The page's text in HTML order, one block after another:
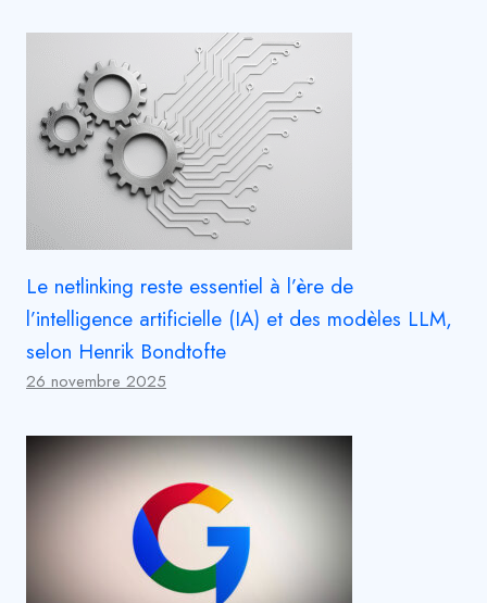
Le netlinking reste essentiel à l’ère de
l’intelligence artificielle (IA) et des modèles LLM,
selon Henrik Bondtofte
26 novembre 2025